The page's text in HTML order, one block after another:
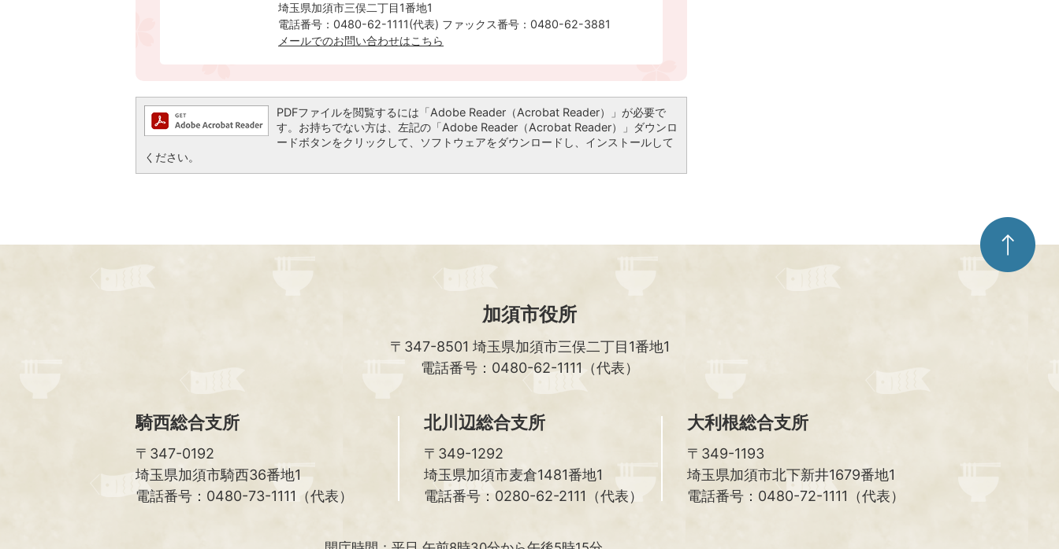
埼玉県加須市三俣二丁目1番地1
電話番号：0480-62-1111(代表) ファックス番号：0480-62-3881
メールでのお問い合わせはこちら
PDFファイルを閲覧するには「Adobe Reader（Acrobat Reader）」が必要で
す。お持ちでない方は、左記の「Adobe Reader（Acrobat Reader）」ダウンロ
ードボタンをクリックして、ソフトウェアをダウンロードし、インストールして
ください。
ペ
ー
ジ
加須市役所
〒347-8501 埼玉県加須市三俣二丁目1番地1
電話番号：0480-62-1111（代表）
騎西総合支所
〒347-0192
埼玉県加須市騎西36番地1
電話番号：0480-73-1111（代表）
北川辺総合支所
〒349-1292
埼玉県加須市麦倉1481番地1
電話番号：0280-62-2111（代表）
大利根総合支所
〒349-1193
埼玉県加須市北下新井1679番地1
電話番号：0480-72-1111（代表）